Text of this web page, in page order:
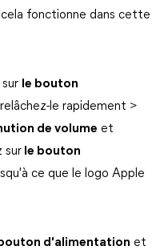
fonctionne dans cette
le bouton
le rapidement >
de volume et
sur le bouton
ce que le logo Apple
d'alimentation et